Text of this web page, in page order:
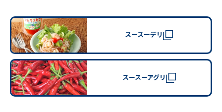
スースーデリ
スースーアグリ